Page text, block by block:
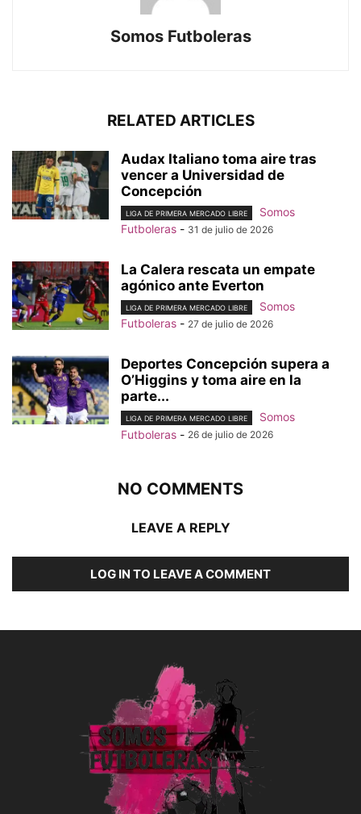
Somos Futboleras
RELATED ARTICLES
Audax Italiano toma aire tras
vencer a Universidad de
Concepción
LIGA DE PRIMERA MERCADO LIBRE
Somos
Futboleras - 31 de julio de 2026
La Calera rescata un empate
agónico ante Everton
LIGA DE PRIMERA MERCADO LIBRE
Somos
Futboleras - 27 de julio de 2026
Deportes Concepción supera a
O’Higgins y toma aire en la
parte...
LIGA DE PRIMERA MERCADO LIBRE
Somos
Futboleras - 26 de julio de 2026
NO COMMENTS
LEAVE A REPLY
LOG IN TO LEAVE A COMMENT